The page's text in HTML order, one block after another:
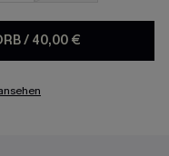
/ 40,00 €